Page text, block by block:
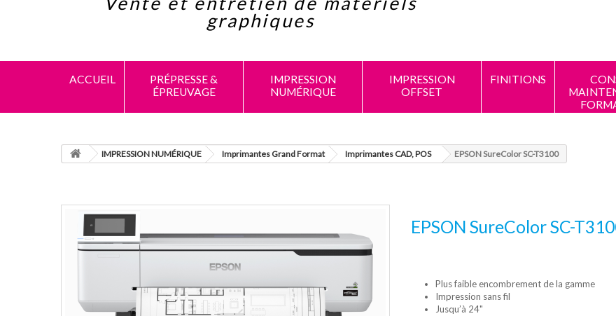
graphiques
ACCUEIL
PRÉPRESSE &
ÉPREUVAGE
IMPRESSION
NUMÉRIQUE
IMPRESSION
OFFSET
FINITIONS
IMPRESSION NUMÉRIQUE Imprimantes Grand Format Imprimantes CAD, POS EPSON SureColor SC-T3100
EPSON SureColor SC-
Plus faible encombrement de la gamme
Impression sans fil
Jusqu’à 24"